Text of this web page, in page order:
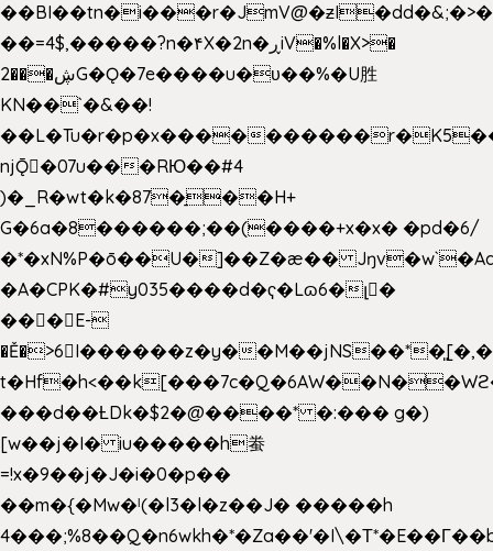
��=4$,�����?n�۴X�2n�ڕiV�%l�X>�
2���ڜG�Ǫ�7e����u�υ��%�U胜
KN��`�&��!
��L�Tu�r�p�x����
njǬ�07u���RЮ��#4
)�_R�wt�k�87�̠��H+
G�6a�8������;��(����+x�x� �pd�6/
�*�xN%P�ō��U�]��Z�æ��
�A�CPK�#y035����d�ҁ�Lɷ6�լ�
���E-
�Ě�>6򁊔I������z�y�
���d��ȽDk�$2�@����* �:��� g�)
[w��j�I� iu�����h䖭
=!x�9��j�J�i�0�p��
��m�{�Mw�ˡ(�l3�l�z��J� �����h